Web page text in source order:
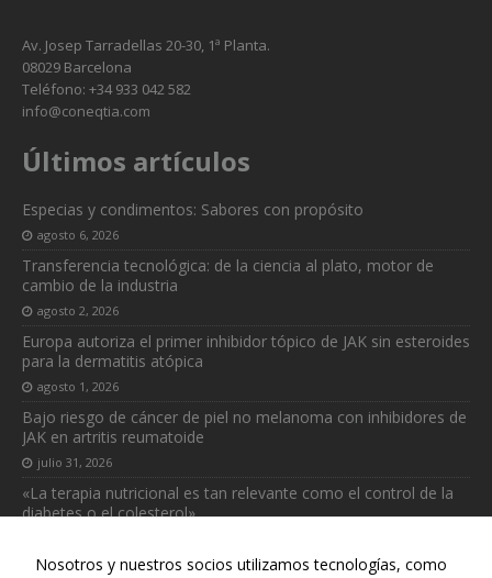
Av. Josep Tarradellas 20-30, 1ª Planta.
08029 Barcelona
Teléfono: +34 933 042 582
info@coneqtia.com
Últimos artículos
Especias y condimentos: Sabores con propósito
agosto 6, 2026
Transferencia tecnológica: de la ciencia al plato, motor de
cambio de la industria
agosto 2, 2026
Europa autoriza el primer inhibidor tópico de JAK sin esteroides
para la dermatitis atópica
agosto 1, 2026
Bajo riesgo de cáncer de piel no melanoma con inhibidores de
JAK en artritis reumatoide
julio 31, 2026
«La terapia nutricional es tan relevante como el control de la
diabetes o el colesterol»
Nosotros y nuestros socios utilizamos tecnologías, como